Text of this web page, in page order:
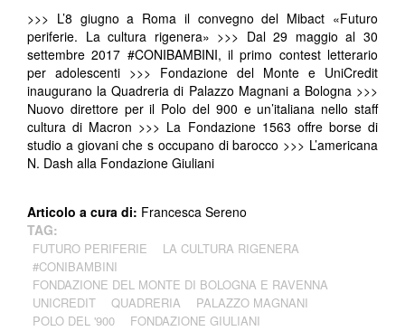
>>> L’8 giugno a Roma il convegno del Mibact «Futuro
periferie. La cultura rigenera» >>> Dal 29 maggio al 30
settembre 2017 #CONIBAMBINI, il primo contest letterario
per adolescenti >>> Fondazione del Monte e UniCredit
inaugurano la Quadreria di Palazzo Magnani a Bologna >>>
Nuovo direttore per il Polo del 900 e un’italiana nello staff
cultura di Macron >>> La Fondazione 1563 offre borse di
studio a giovani che s occupano di barocco >>> L’americana
N. Dash alla Fondazione Giuliani
Articolo a cura di: Francesca Sereno
TAG:
FUTURO PERIFERIE
LA CULTURA RIGENERA
#CONIBAMBINI
FONDAZIONE DEL MONTE DI BOLOGNA E RAVENNA
UNICREDIT
QUADRERIA
PALAZZO MAGNANI
POLO DEL '900
FONDAZIONE GIULIANI